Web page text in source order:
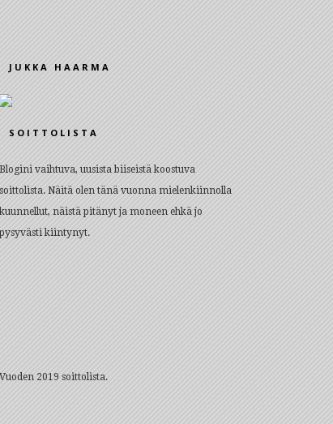
JUKKA HAARMA
SOITTOLISTA
Blogini vaihtuva, uusista biiseistä koostuva
soittolista. Näitä olen tänä vuonna mielenkiinnolla
kuunnellut, näistä pitänyt ja moneen ehkä jo
pysyvästi kiintynyt.
Vuoden 2019 soittolista.